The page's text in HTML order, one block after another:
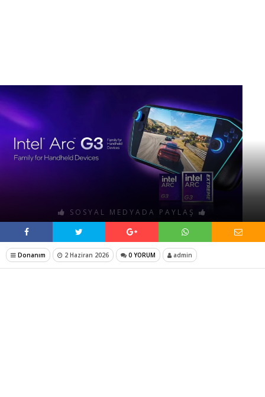
SOSYAL MEDYADA PAYLAŞ
Donanım 2 Haziran 2026 0 YORUM admin